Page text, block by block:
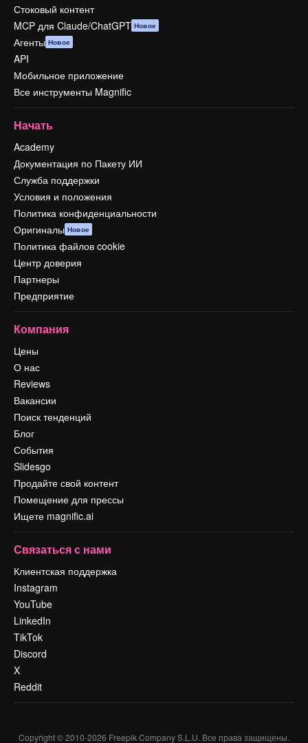
Стоковый контент
MCP для Claude/ChatGPT Новое
Агенты Новое
API
Мобильное приложение
Все инструменты Magnific
Начать
Academy
Документация по Пакету ИИ
Служба поддержки
Условия и положения
Политика конфиденциальности
Оригиналы Новое
Политика файлов cookie
Центр доверия
Партнеры
Предприятие
Компания
Цены
О нас
Reviews
Вакансии
Поиск тенденций
Блог
События
Slidesgo
Продайте свой контент
Помещение для прессы
Ищете magnific.ai
Связаться с нами
Клиентская поддержка
Instagram
YouTube
LinkedIn
TikTok
Discord
X
Reddit
Copyright © 2010-2026 Freepik Company S.L.U. Все права защищены.